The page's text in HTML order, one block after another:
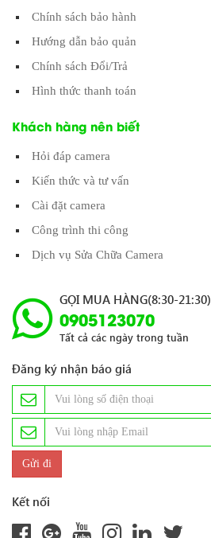
Chính sách bảo hành
Hướng dẫn bảo quản
Chính sách Đổi/Trả
Hình thức thanh toán
Khách hàng nên biết
Hỏi đáp camera
Kiến thức và tư vấn
Cài đặt camera
Công trình thi công
Dịch vụ Sửa Chữa Camera
GỌI MUA HÀNG(8:30-21:30)
0905123070
Tất cả các ngày trong tuần
Đăng ký nhận báo giá
Kết nối